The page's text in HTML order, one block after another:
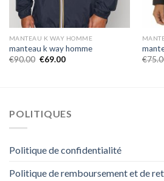
MANTEAU K WAY HOMME
manteau k way homme
€90.00 €69.00
€
POLITIQUES
Politique de confidentialité
Politique de remboursement et de